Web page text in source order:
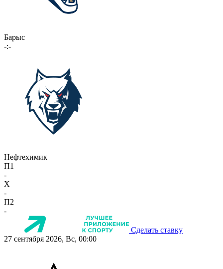
Барыс
-:-
Нефтехимик
П1
-
X
-
П2
-
Сделать ставку
27 сентября 2026, Вс, 00:00